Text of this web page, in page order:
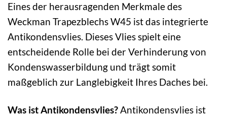
Eines der herausragenden Merkmale des
Weckman Trapezblechs W45 ist das integrierte
Antikondensvlies. Dieses Vlies spielt eine
entscheidende Rolle bei der Verhinderung von
Kondenswasserbildung und trägt somit
maßgeblich zur Langlebigkeit Ihres Daches bei.
Was ist Antikondensvlies? Antikondensvlies ist